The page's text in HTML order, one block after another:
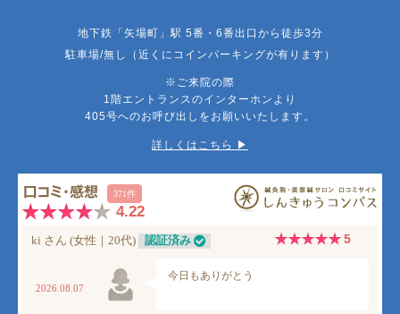
地下鉄「矢場町」駅 5番・6番出口から徒歩3分
駐車場/無し（近くにコインパーキングが有ります）
※ご来院の際
1階エントランスのインターホンより
405号へのお呼び出しをお願いいたします。
詳しくはこちら ▶︎